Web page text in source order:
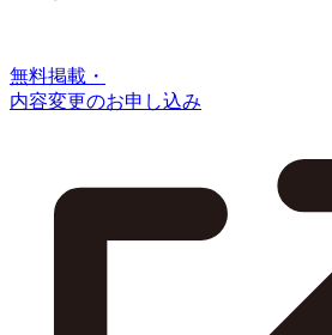
無料掲載・
内容変更のお申し込み